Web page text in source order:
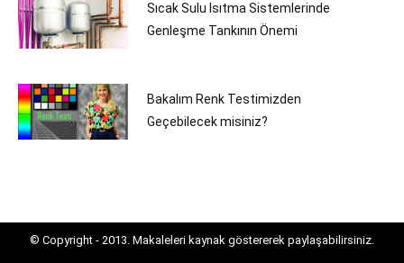
Sıcak Sulu Isıtma Sistemlerinde
Genleşme Tankının Önemi
Bakalım Renk Testimizden
Geçebilecek misiniz?
© Copyright - 2013. Makaleleri kaynak göstererek paylaşabilirsiniz.